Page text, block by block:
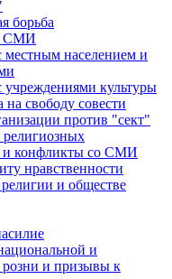
борьба
СМИ
населением и
культуры
на свободу совести
против "сект"
и конфликты со СМИ
нравственности
и обществе
и
розни и призывы к